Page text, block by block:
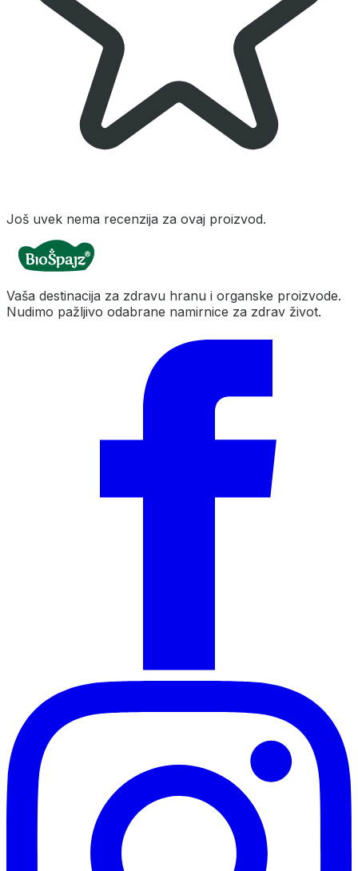
Još uvek nema recenzija za ovaj proizvod.
Vaša destinacija za zdravu hranu i organske proizvode.
Nudimo pažljivo odabrane namirnice za zdrav život.